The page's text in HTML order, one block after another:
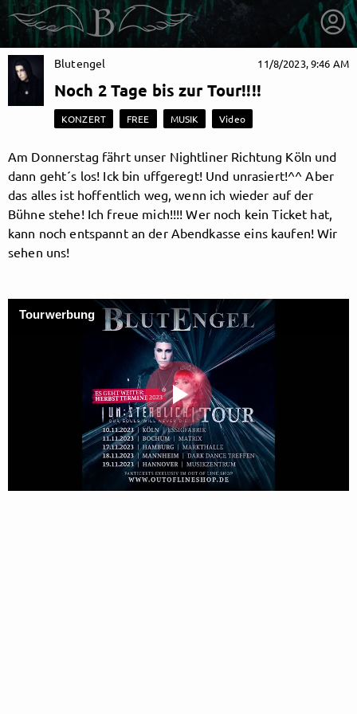
Follow Blutengel here!
About Posts Shop
Blutengel 11/8/2023, 9:46 AM
Noch 2 Tage bis zur Tour!!!!
KONZERT FREE MUSIK Video
Am Donnerstag fährt unser Nightliner Richtung Köln und
dann geht´s los! Ick bin uffgeregt! Und unrasiert!^^ Aber
das alles ist hoffentlich weg, wenn ich wieder auf der
Bühne stehe! Ich freue mich!!!! Wer noch kein Ticket hat,
kann noch entspannt an der Abendkasse eins kaufen! Wir
sehen uns!
Play
Video
Tourwerbung